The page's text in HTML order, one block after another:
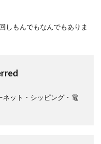
しもんでもなんでもありま
ット・シッピング・電